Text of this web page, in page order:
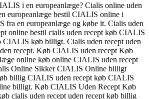
i en europeanlæge? Cialis online uden
europeanlæge bestil CIALIS online i
fra en europeanlæge og købe it. Cialis uden
online bestil cialis uden recept køb CIALIS
CIALIS køb billigt. Cialis uden recept uden
recept. Køb CIALIS uden recept Køb
online køb online CIALIS uden recept
Online Sikker CIALIS Online billigt
billig CIALIS uden recept køb CIALIS
billigt. Køb CIALIS Uden Recept Køb
cialis uden recept uden recept køb billig